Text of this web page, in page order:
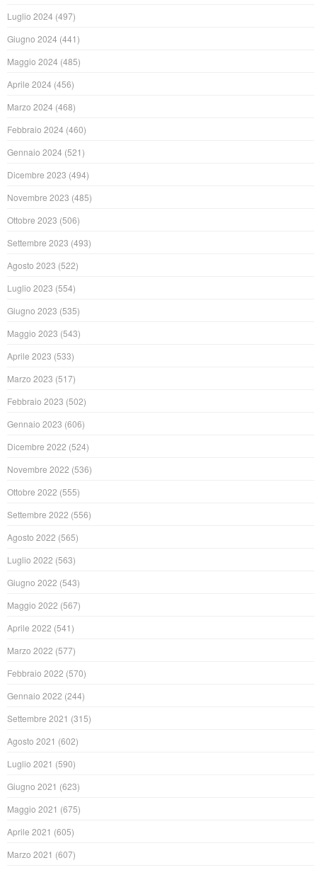
Luglio 2024 (497)
Giugno 2024 (441)
Maggio 2024 (485)
Aprile 2024 (456)
Marzo 2024 (468)
Febbraio 2024 (460)
Gennaio 2024 (521)
Dicembre 2023 (494)
Novembre 2023 (485)
Ottobre 2023 (506)
Settembre 2023 (493)
Agosto 2023 (522)
Luglio 2023 (554)
Giugno 2023 (535)
Maggio 2023 (543)
Aprile 2023 (533)
Marzo 2023 (517)
Febbraio 2023 (502)
Gennaio 2023 (606)
Dicembre 2022 (524)
Novembre 2022 (536)
Ottobre 2022 (555)
Settembre 2022 (556)
Agosto 2022 (565)
Luglio 2022 (563)
Giugno 2022 (543)
Maggio 2022 (567)
Aprile 2022 (541)
Marzo 2022 (577)
Febbraio 2022 (570)
Gennaio 2022 (244)
Settembre 2021 (315)
Agosto 2021 (602)
Luglio 2021 (590)
Giugno 2021 (623)
Maggio 2021 (675)
Aprile 2021 (605)
Marzo 2021 (607)